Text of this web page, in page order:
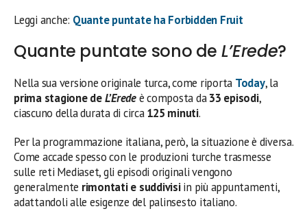
Leggi anche: Quante puntate ha Forbidden Fruit
Quante puntate sono de L’Erede?
Nella sua versione originale turca, come riporta Today, la
prima stagione deL’Eredeè composta da33 episodi,
ciascuno della durata di circa125 minuti.
Per la programmazione italiana, però, la situazione è diversa.
Come accade spesso con le produzioni turche trasmesse
sulle reti Mediaset, gli episodi originali vengono
generalmente rimontati e suddivisiin più appuntamenti,
adattandoli alle esigenze del palinsesto italiano.